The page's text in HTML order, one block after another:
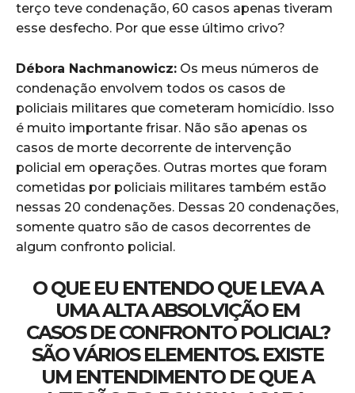
terço teve condenação, 60 casos apenas tiveram
esse desfecho. Por que esse último crivo?
Débora Nachmanowicz: Os meus números de
condenação envolvem todos os casos de
policiais militares que cometeram homicídio. Isso
é muito importante frisar. Não são apenas os
casos de morte decorrente de intervenção
policial em operações. Outras mortes que foram
cometidas por policiais militares também estão
nessas 20 condenações. Dessas 20 condenações,
somente quatro são de casos decorrentes de
algum confronto policial.
O QUE EU ENTENDO QUE LEVA A
UMA ALTA ABSOLVIÇÃO EM
CASOS DE CONFRONTO POLICIAL?
SÃO VÁRIOS ELEMENTOS. EXISTE
UM ENTENDIMENTO DE QUE A